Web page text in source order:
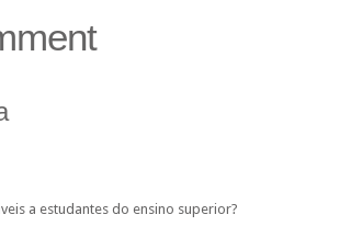
a estudantes do ensino superior?